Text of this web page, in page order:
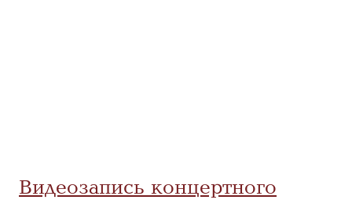
Видеозапись концертного